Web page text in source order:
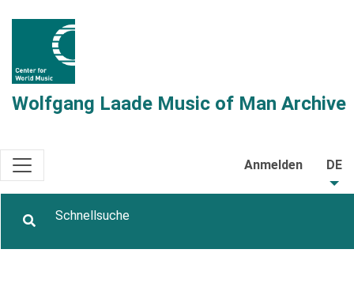
Wolfgang Laade Music of Man Archive
Anmelden DE